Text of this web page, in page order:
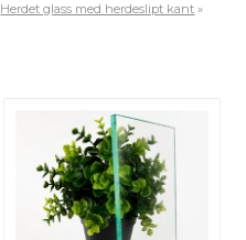
Herdet glass med herdeslipt kant »